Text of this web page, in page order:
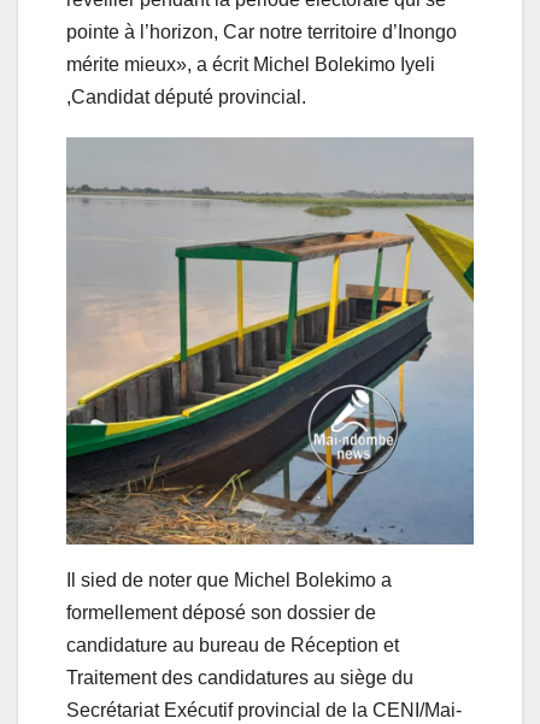
pointe à l’horizon, Car notre territoire d’Inongo
mérite mieux», a écrit Michel Bolekimo Iyeli
,Candidat député provincial.
Il sied de noter que Michel Bolekimo a
formellement déposé son dossier de
candidature au bureau de Réception et
Traitement des candidatures au siège du
Secrétariat Exécutif provincial de la CENI/Mai-